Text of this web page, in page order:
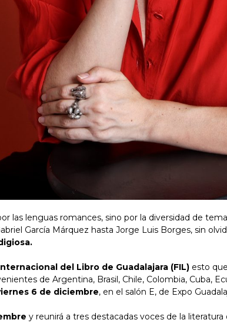
las lenguas romances, sino por la diversidad de
García Márquez hasta Jorge Luis Borges, sin
del Libro de Guadalajara (FIL) esto
de Argentina, Brasil, Chile, Colombia, Cuba,
6 de diciembre, en el salón E, de Expo
y reunirá a tres destacadas voces de la